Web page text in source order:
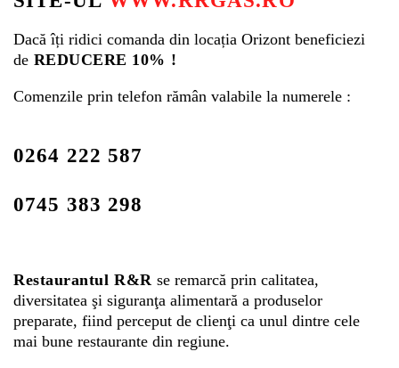
Dacă îți ridici comanda din locația Orizont beneficiezi
de REDUCERE 10% !
Comenzile prin telefon rămân valabile la numerele :
0264 222 587
0745 383 298
Restaurantul R&R se remarcă prin calitatea,
diversitatea şi siguranţa alimentară a produselor
preparate, fiind perceput de clienţi ca unul dintre cele
mai bune restaurante din regiune.